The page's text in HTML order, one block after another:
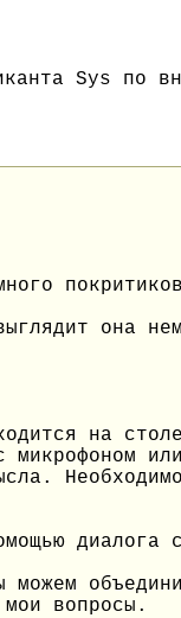
Sys по
она
на
микрофоном
диалога
можем
вопросы.